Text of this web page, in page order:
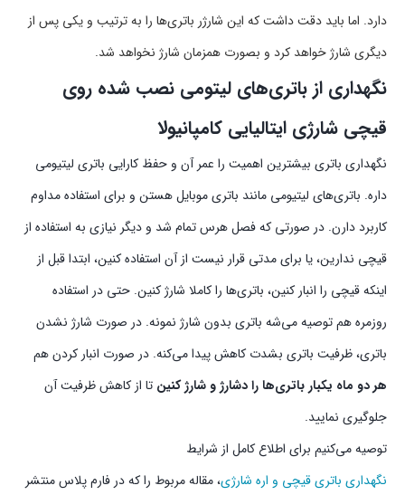
دارد. اما باید دقت داشت که این شارژر باتری‌ها را به ترتیب و یکی پس از
دیگری شارژ خواهد کرد و بصورت همزمان شارژ نخواهد شد.
نگهداری از باتری‌های لیتومی نصب شده روی
قیچی شارژی ایتالیایی کامپانیولا
نگهداری باتری بیشترین اهمیت را عمر آن و حفظ کارایی باتری لیتیومی
داره. باتری‌های لیتیومی مانند باتری موبایل هستن و برای استفاده مداوم
کاربرد دارن. در صورتی که فصل هرس تمام شد و دیگر نیازی به استفاده از
قیچی ندارین، یا برای مدتی قرار نیست از آن استفاده کنین، ابتدا قبل از
اینکه قیچی را انبار کنین، باتری‌ها را کاملا شارژ کنین. حتی در استفاده
روزمره هم توصیه می‌شه باتری بدون شارژ نمونه. در صورت شارژ نشدن
باتری، ظرفیت باتری بشدت کاهش پیدا می‌کنه. در صورت انبار کردن هم
هر دو ماه یکبار باتری‌ها را دشارژ و شارژ کنین تا از کاهش ظرفیت آن
جلوگیری نمایید.
توصیه می‌کنیم برای اطلاع کامل از شرایط
نگهداری باتری قیچی و اره شارژی، مقاله مربوط را که در فارم پلاس منتشر